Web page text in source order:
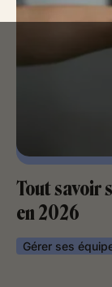
Tout savoir
en 2026
Gérer ses